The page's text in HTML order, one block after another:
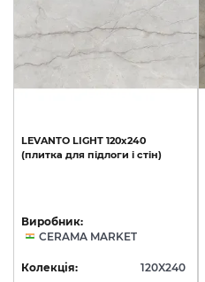
LEVANTO LIGHT 120х240
(плитка для підлоги і стін)
Виробник:
CERAMA MARKET
Колекція: 120X240